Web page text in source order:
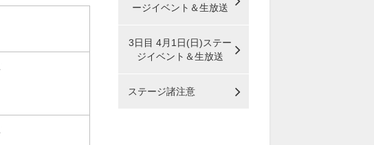
ージイベント＆生放送
3日目 4月1日(日)ステー
ジイベント＆生放送
ステージ諸注意